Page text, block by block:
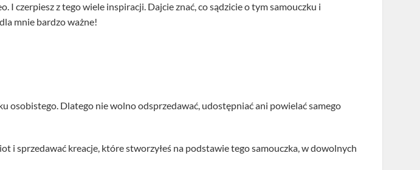
I czerpiesz z tego wiele inspiracji. Dajcie znać, co sądzicie o tym samouczku i
mnie bardzo ważne!
osobistego. Dlatego nie wolno odsprzedawać, udostępniać ani powielać samego
i sprzedawać kreacje, które stworzyłeś na podstawie tego samouczka, w dowolnych